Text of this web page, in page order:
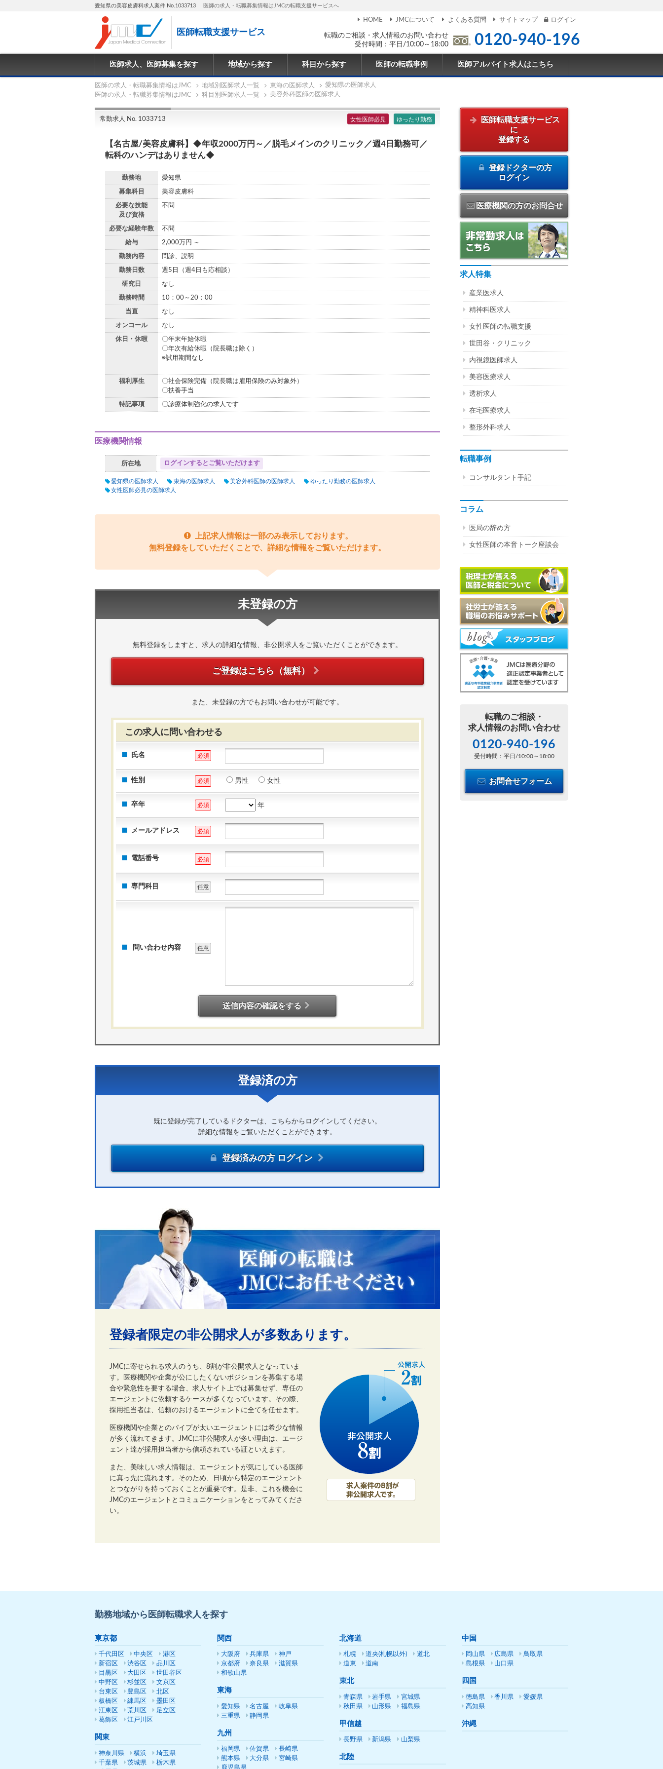
愛知県の美容皮膚科求人案件 No.1033713 医師の求人・転職募集情報はJMCの転職支援サービスへ
医師転職支援サービス
転職のご相談・求人情報のお問い合わせ
受付時間：平日/10:00～18:00
0120-940-196
HOME JMCについて よくある質問 サイトマップ ログイン
医師求人、医師募集を探す 地域から探す 科目から探す 医師の転職事例 医師アルバイト求人はこちら
医師の求人・転職募集情報はJMC 地域別医師求人一覧 東海の医師求人
愛知県の医師求人
医師の求人・転職募集情報はJMC
科目別医師求人一覧 美容外科医師の医師求人
常勤求人 No. 1033713 女性医師必見 ゆったり勤務
【名古屋/美容皮膚科】◆年収2000万円～／脱毛メインのクリニック／週4日勤務可／
転科のハンデはありません◆
勤務地 愛知県
募集科目 美容皮膚科
必要な技能
及び資格
不問
必要な経験年数 不問
給与 2,000万円 ～
勤務内容 問診、説明
勤務日数 週5日（週4日も応相談）
研究日 なし
勤務時間 10：00～20：00
当直 なし
オンコール なし
休日・休暇
〇年末年始休暇
〇年次有給休暇（院長職は除く）
※試用期間なし
福利厚生
〇社会保険完備（院長職は雇用保険のみ対象外）
〇扶養手当
特記事項 〇診療体制強化の求人です
医療機関情報
所在地 ログインするとご覧いただけます
愛知県の医師求人 東海の医師求人 美容外科医師の医師求人
ゆったり勤務の医師求人
女性医師必見の医師求人
上記求人情報は一部のみ表示しております。
無料登録をしていただくことで、詳細な情報をご覧いただけます。
未登録の方
無料登録をしますと、求人の詳細な情報、非公開求人をご覧いただくことができます。
ご登録はこちら（無料）
また、未登録の方でもお問い合わせが可能です。
この求人に問い合わせる
氏名 必須
性別 必須 男性 女性
卒年 必須 年
メールアドレス 必須
電話番号 必須
専門科目 任意
問い合わせ内容 任意
送信内容の確認をする
登録済の方
既に登録が完了しているドクターは、こちらからログインしてください。
詳細な情報をご覧いただくことができます。
登録済みの方 ログイン
登録者限定の非公開求人が多数あります。
JMCに寄せられる求人のうち、8割が非公開求人となっていま
す。医療機関や企業が公にしたくないポジションを募集する場
合や緊急性を要する場合、求人サイト上では募集せず、専任の
エージェントに依頼するケースが多くなっています。その際、
採用担当者は、信頼のおけるエージェントに全てを任せます。
医療機関や企業とのパイプが太いエージェントには希少な情報
が多く流れてきます。JMCに非公開求人が多い理由は、エージ
ェント達が採用担当者から信頼されている証といえます。
また、美味しい求人情報は、エージェントが気にしている医師
に真っ先に流れます。そのため、日頃から特定のエージェント
とつながりを持っておくことが重要です。是非、これを機会に
JMCのエージェントとコミュニケーションをとってみてくださ
い。
医師転職支援サービス
に
登録する
登録ドクターの方
ログイン
医療機関の方のお問合せ
求人特集
産業医求人
精神科医求人
女性医師の転職支援
世田谷・クリニック
内視鏡医師求人
美容医療求人
透析求人
在宅医療求人
整形外科求人
転職事例
コンサルタント手記
コラム
医局の辞め方
女性医師の本音トーク座談会
転職のご相談・
求人情報のお問い合わせ
0120-940-196
受付時間：平日/10:00～18:00
お問合せフォーム
勤務地域から医師転職求人を探す
東京都
千代田区 中央区
港区
新宿区
渋谷区
品川区
目黒区
大田区
世田谷区
中野区
杉並区
文京区
台東区
豊島区
北区
板橋区
練馬区
墨田区
江東区
荒川区
足立区
葛飾区
江戸川区
関東
神奈川県 横浜
埼玉県
千葉県
茨城県
栃木県
関西
大阪府 兵庫県
神戸
京都府
奈良県
滋賀県
和歌山県
東海
愛知県 名古屋
岐阜県
三重県
静岡県
九州
福岡県 佐賀県
長崎県
熊本県
大分県
宮崎県
北海道
札幌 道央(札幌以外)
道北
道東
道南
東北
青森県 岩手県
宮城県
秋田県
山形県 福島県
甲信越
長野県 新潟県 山梨県
北陸
中国
岡山県 広島県
鳥取県
島根県
山口県
四国
徳島県 香川県
愛媛県
高知県
沖縄